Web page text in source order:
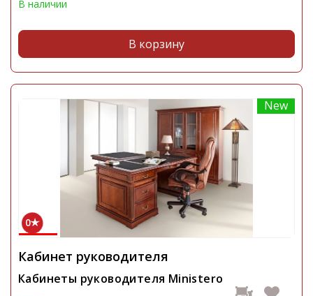
В наличии
В корзину
New
0
Кабинет руководителя
Кабинеты руководителя Ministero